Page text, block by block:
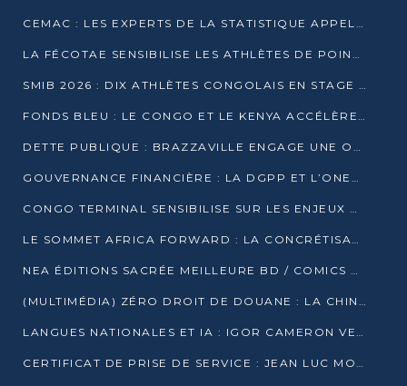
CEMAC : LES EXPERTS DE LA STATISTIQUE APPELLENT À RENFORCER LA SÉCURISATION DES DONNÉES
LA FÉCOTAE SENSIBILISE LES ATHLÈTES DE POINTE-NOIRE À L’HYGIÈNE ALIMENTA
SMIB 2026 : DIX ATHLÈTES CONGOLAIS EN STAGE AU KENYA
FONDS BLEU : LE CONGO ET LE KENYA ACCÉLÈRENT LA MOBILISATION DES FINANCEMENTS
DETTE PUBLIQUE : BRAZZAVILLE ENGAGE UNE OPÉRATION DE RACHAT DE 575 MILLIONS DE DOLLARS
GOUVERNANCE FINANCIÈRE : LA DGPP ET L’ONEC-C VERS UN PARTENARIAT POUR ASSAINIR LES ENTREPRISES PUBLIQUES
CONGO TERMINAL SENSIBILISE SUR LES ENJEUX DE LA SANTÉ MENTALE EN
LE SOMMET AFRICA FORWARD : LA CONCRÉTISATION DE PARTENARIATS ÉQUILIBRÉS ET TOURNÉS VERS L’AVENIR ENTRE LE CONTINENT AFRICAIN ET LA FRANCE
NEA ÉDITIONS SACRÉE MEILLEURE BD / COMICS D’AFRIQUE AU KENYA
(MULTIMÉDIA) ZÉRO DROIT DE DOUANE : LA CHINE ET L’AFRIQUE VERS UNE PROXIMITÉ SANS PRÉCÉDENT (PAPIER GÉNÉRAL)
LANGUES NATIONALES ET IA : IGOR CAMERON VEUT ARRIMER LA STRATÉGIE IA À LA LOI SUR LA RECHERCHE
CERTIFICAT DE PRISE DE SERVICE : JEAN LUC MOUTHOU DÉMENT UNE « FAKE NEWS »